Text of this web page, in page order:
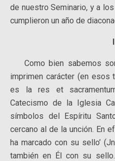
de nuestro Seminario, y a
cumplieron un año de
I
Como bien sabemos
imprimen carácter (en esos
es la res et
Catecismo de la Iglesia
símbolos del Espíritu
cercano al de la unción. En
ha marcado con su sello’
también en Él con su